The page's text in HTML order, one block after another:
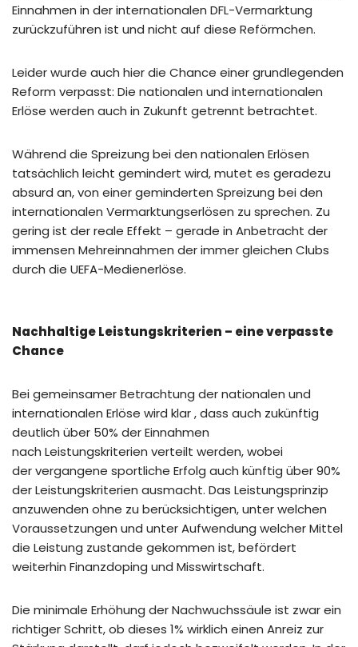
Einnahmen in der internationalen DFL-Vermarktung
zurückzuführen ist und nicht auf diese Reförmchen.
Leider wurde auch hier die Chance einer grundlegenden
Reform verpasst: Die nationalen und internationalen
Erlöse werden auch in Zukunft getrennt betrachtet.
Während die Spreizung bei den nationalen Erlösen
tatsächlich leicht gemindert wird, mutet es geradezu
absurd an, von einer geminderten Spreizung bei den
internationalen Vermarktungserlösen zu sprechen. Zu
gering ist der reale Effekt – gerade in Anbetracht der
immensen Mehreinnahmen der immer gleichen Clubs
durch die UEFA-Medienerlöse.
Nachhaltige Leistungskriterien – eine verpasste
Chance
Bei gemeinsamer Betrachtung der nationalen und
internationalen Erlöse wird klar , dass auch zukünftig
deutlich über 50% der Einnahmen
nach Leistungskriterien verteilt werden, wobei
der vergangene sportliche Erfolg auch künftig über 90%
der Leistungskriterien ausmacht. Das Leistungsprinzip
anzuwenden ohne zu berücksichtigen, unter welchen
Voraussetzungen und unter Aufwendung welcher Mittel
die Leistung zustande gekommen ist, befördert
weiterhin Finanzdoping und Misswirtschaft.
Die minimale Erhöhung der Nachwuchssäule ist zwar ein
richtiger Schritt, ob dieses 1% wirklich einen Anreiz zur